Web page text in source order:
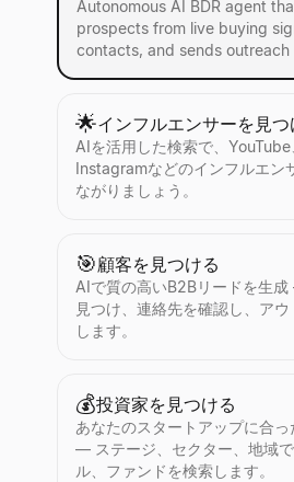
Autonomous AI BDR agent
prospects from live buying
contacts, and sends outreach
🌟インフルエンサーを見つ
AIを活用した検索で、YouTube
Instagramなどのインフルエン
ながりましょう。
🎯顧客を見つける
AIで質の高いB2Bリードを生
見つけ、連絡先を確認し、ア
します。
💰投資家を見つける
あなたのスタートアップに合
— ステージ、セクター、地域
ル、ファンドを検索します。